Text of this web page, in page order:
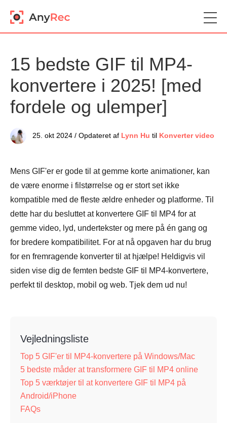
15 bedste GIF til MP4-
konvertere i 2025! [med
fordele og ulemper]
25. okt 2024 / Opdateret af Lynn Hu til Konverter video
Mens GIF'er er gode til at gemme korte animationer, kan
de være enorme i filstørrelse og er stort set ikke
kompatible med de fleste ældre enheder og platforme. Til
dette har du besluttet at konvertere GIF til MP4 for at
gemme video, lyd, undertekster og mere på én gang og
for bredere kompatibilitet. For at nå opgaven har du brug
for en fremragende konverter til at hjælpe! Heldigvis vil
siden vise dig de femten bedste GIF til MP4-konvertere,
perfekt til desktop, mobil og web. Tjek dem ud nu!
Vejledningsliste
Top 5 GIF'er til MP4-konvertere på Windows/Mac
5 bedste måder at transformere GIF til MP4 online
Top 5 værktøjer til at konvertere GIF til MP4 på
Android/iPhone
FAQs